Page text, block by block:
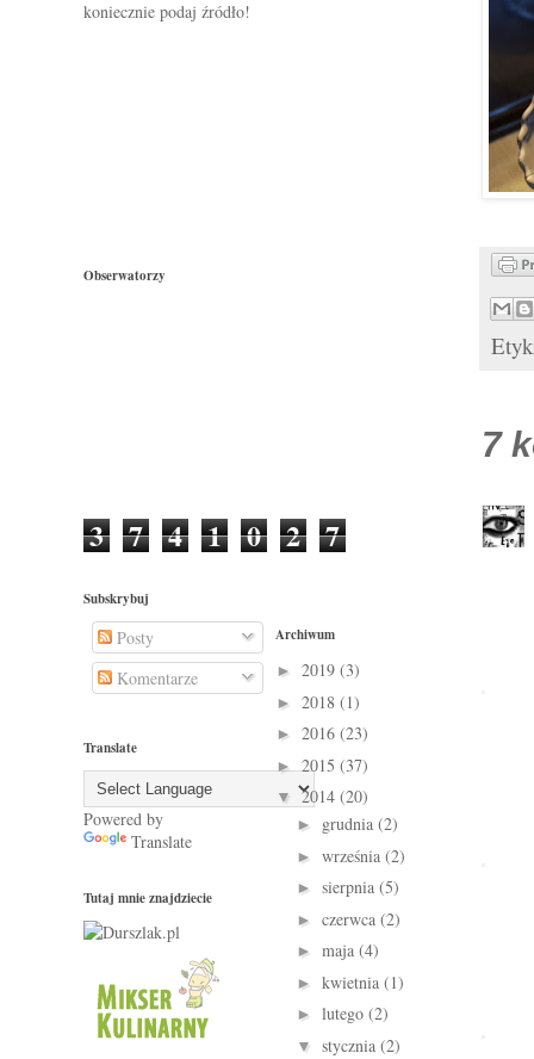
7
koniecznie podaj źródło!
Obserwatorzy
3 7 4 1 0 2 7
Subskrybuj
Posty
Komentarze
Translate
Powered by
Translate
Tutaj mnie znajdziecie
Archiwum
► 2019 (3)
► 2018 (1)
► 2016 (23)
► 2015 (37)
▼ 2014 (20)
► grudnia (2)
► września (2)
► sierpnia (5)
► czerwca (2)
► maja (4)
► kwietnia (1)
► lutego (2)
▼ stycznia (2)